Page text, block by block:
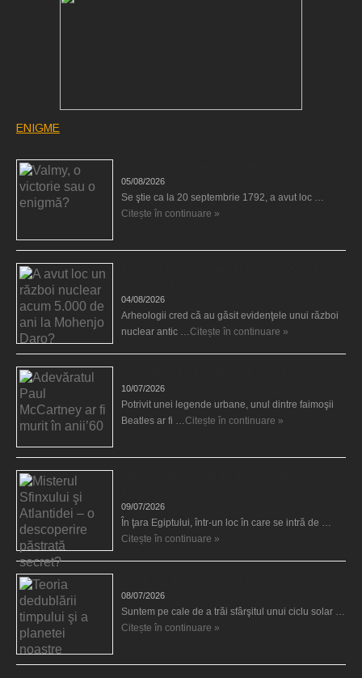
ENIGME
05/08/2026
Se ştie ca la 20 septembrie 1792, a avut loc …
Citește în continuare »
04/08/2026
Arheologii cred că au găsit evidenţele unui război
nuclear antic …Citește în continuare »
10/07/2026
Potrivit unei legende urbane, unul dintre faimoşii
Beatles ar fi …Citește în continuare »
09/07/2026
În ţara Egiptului, într-un loc în care se intră de …
Citește în continuare »
08/07/2026
Suntem pe cale de a trăi sfârşitul unui ciclu solar …
Citește în continuare »